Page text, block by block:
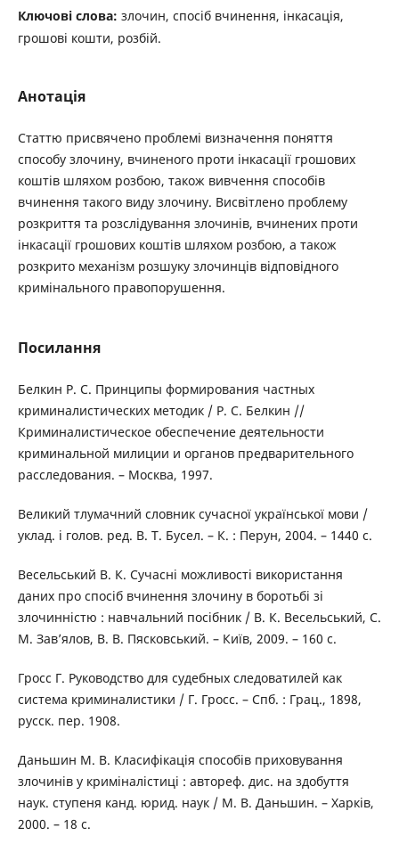
Ключові слова: злочин, спосіб вчинення, інкасація,
грошові кошти, розбій.
Анотація
Статтю присвячено проблемі визначення поняття
способу злочину, вчиненого проти інкасації грошових
коштів шляхом розбою, також вивчення способів
вчинення такого виду злочину. Висвітлено проблему
розкриття та розслідування злочинів, вчинених проти
інкасації грошових коштів шляхом розбою, а також
розкрито механізм розшуку злочинців відповідного
кримінального правопорушення.
Посилання
Белкин Р. С. Принципы формирования частных
криминалистических методик / Р. С. Белкин //
Криминалистическое обеспечение деятельности
криминальной милиции и органов предварительного
расследования. – Москва, 1997.
Великий тлумачний словник сучасної української мови /
уклад. і голов. ред. В. Т. Бусел. – К. : Перун, 2004. – 1440 с.
Весельський В. К. Сучасні можливості використання
даних про спосіб вчинення злочину в боротьбі зі
злочинністю : навчальний посібник / В. К. Весельський, С.
М. Зав’ялов, В. В. Пясковський. – Київ, 2009. – 160 с.
Гросс Г. Руководство для судебных следоватилей как
система криминалистики / Г. Гросс. – Спб. : Грац., 1898,
русск. пер. 1908.
Даньшин М. В. Класифікація способів приховування
злочинів у криміналістиці : автореф. дис. на здобуття
наук. ступеня канд. юрид. наук / М. В. Даньшин. – Харків,
2000. – 18 с.